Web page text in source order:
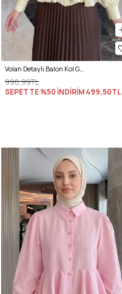
Volan Detaylı Balon Kol Gömlek Y0095 - SARI
998,99TL
SEPETTE %50 İNDİRİM499,50TL